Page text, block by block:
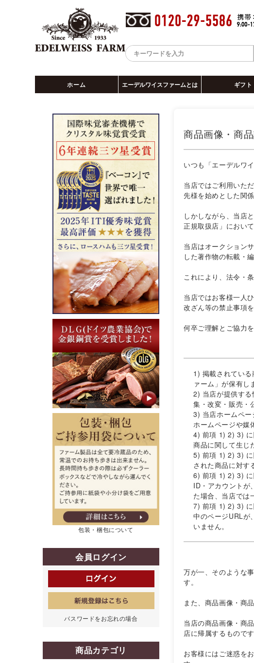
ホーム エーデルワイスファームとは ギフト
包装・梱包について
会員ログイン
パスワードをお忘れの場合
商品カテゴリ
商品画像・商
いつも「エーデルワ
当店ではご利用いた
先様を始めとした関
しかしながら、当店
正規取扱店」におい
当店はオークション
した著作物の転載・
これにより、法令・
当店ではお客様一人
改ざん等の禁止事項
何卒ご理解とご協力
1) 掲載されてい
ァーム」が保有し
2) 当店が提供す
集・改変・販売・
3) 当店ホームペ
ホームページや媒
4) 前項 1) 2) 3) に
商品に関して生じ
5) 前項 1) 2) 3) に
された商品に対す
6) 前項 1) 2) 3) に
ID・アカウントが
た場合、当店では
7) 前項 1) 2) 3) に
中のページURLが
いません。
万が一、そのような
す。
また、商品画像・商
当店の商品画像・商
店に帰属するものです
お客様にはご迷惑を